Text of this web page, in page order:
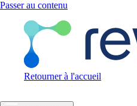
Passer au contenu
Retourner à l'accueil